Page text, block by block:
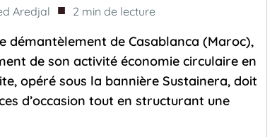
Aredjal ■ 2 min de lecture
démantèlement de Casablanca (Maroc),
de son activité économie circulaire en
opéré sous la bannière Sustainera, doit
d’occasion tout en structurant une